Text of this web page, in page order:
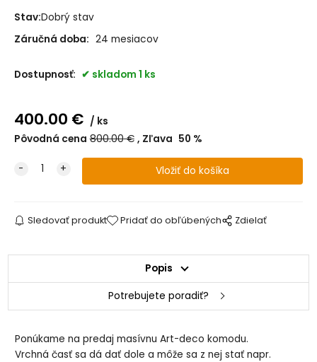
Stav:Dobrý stav
Záručná doba: 24 mesiacov
Dostupnosť: skladom 1 ks
400.00 €
ks
Pôvodná cena 800.00€ Zľava 50 %
Sledovať produkt Pridať do obľúbených Zdielať
Popis
Potrebujete poradiť?
Ponúkame na predaj masívnu Art-deco komodu.
Vrchná časť sa dá dať dole a môže sa z nej stať napr.